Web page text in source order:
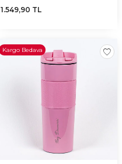
1.549,90 TL
Kargo Bedava